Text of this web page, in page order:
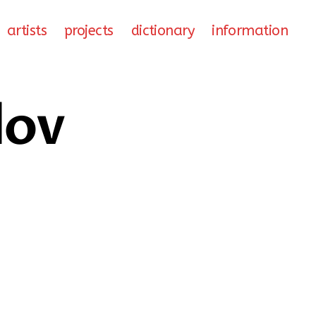
artists projects dictionary information